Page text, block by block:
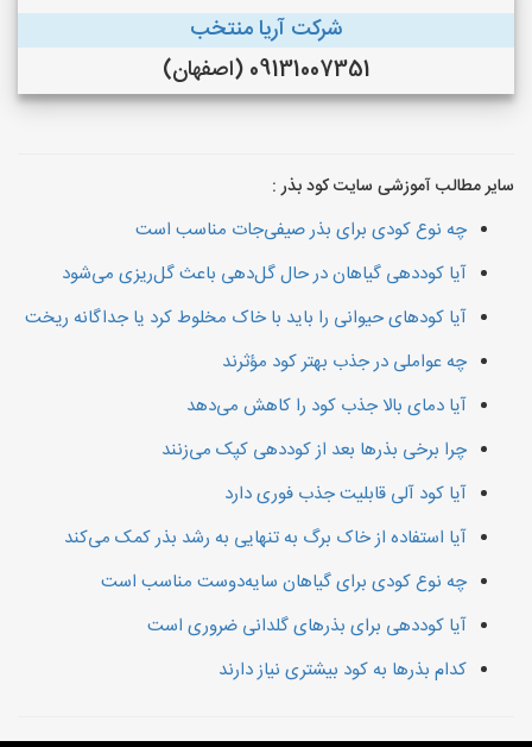
شرکت آریا منتخب
09131007351 (اصفهان)
سایر مطالب آموزشی سایت کود بذر :
چه نوع کودی برای بذر صیفی‌جات مناسب است
آیا کوددهی گیاهان در حال گل‌دهی باعث گل‌ریزی می‌شود
آیا کودهای حیوانی را باید با خاک مخلوط کرد یا جداگانه ریخت
چه عواملی در جذب بهتر کود مؤثرند
آیا دمای بالا جذب کود را کاهش می‌دهد
چرا برخی بذرها بعد از کوددهی کپک می‌زنند
آیا کود آلی قابلیت جذب فوری دارد
آیا استفاده از خاک برگ به تنهایی به رشد بذر کمک می‌کند
چه نوع کودی برای گیاهان سایه‌دوست مناسب است
آیا کوددهی برای بذرهای گلدانی ضروری است
کدام بذرها به کود بیشتری نیاز دارند